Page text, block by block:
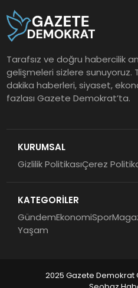
Tarafsız ve doğru habercilik
gelişmeleri sizlere sunuyoruz.
dakika haberleri, siyaset,
fazlası Gazete Demokrat’ta.
KURUMSAL
Gizlilik PolitikasıÇerez
KATEGORİLER
GündemEkonomiSpor
Yaşam
2025 Gazete Demokrat